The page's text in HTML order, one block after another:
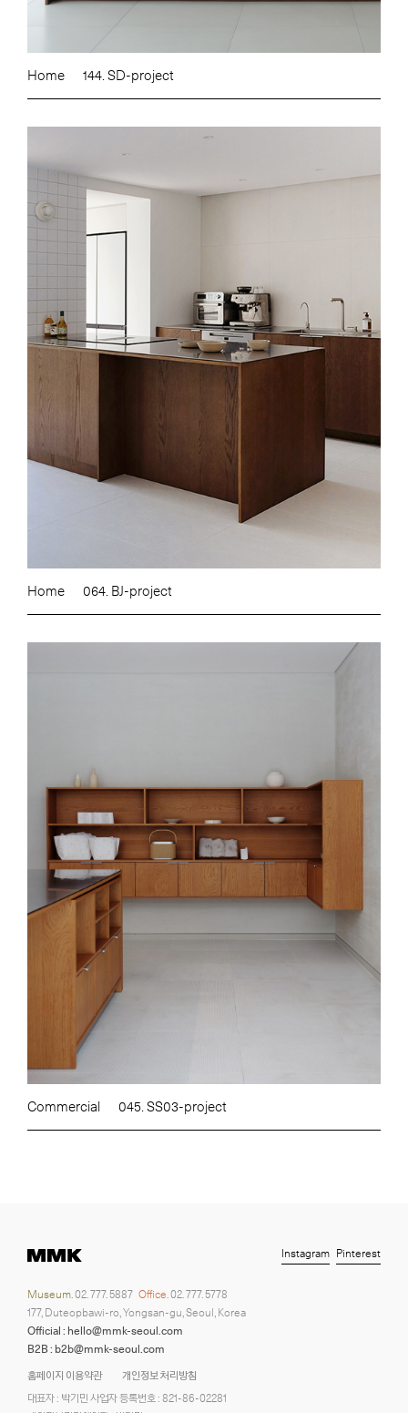
Home 144. SD-project
Home 064. BJ-project
Commercial 045. SS03-project
홈페이지 이용약관
개인정보 처리방침
대표자 : 박기민 사업자 등록번호 : 821-86-02281
Museum.02. 777. 5887 Office.02. 777. 5778
177, Duteopbawi-ro, Yongsan-gu, Seoul, Korea
Official : hello@mmk-seoul.com
B2B : b2b@mmk-seoul.com
Instagram Pinterest